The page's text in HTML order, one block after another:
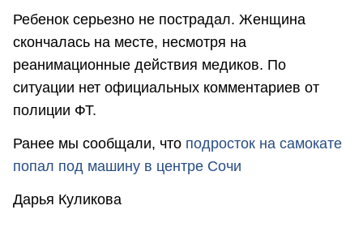
Ребенок серьезно не пострадал. Женщина
скончалась на месте, несмотря на
реанимационные действия медиков. По
ситуации нет официальных комментариев от
полиции ФТ.
Ранее мы сообщали, что подросток на самокате
попал под машину в центре Сочи
Дарья Куликова